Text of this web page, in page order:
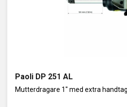
Paoli DP 251 AL
Mutterdragare 1" med extra